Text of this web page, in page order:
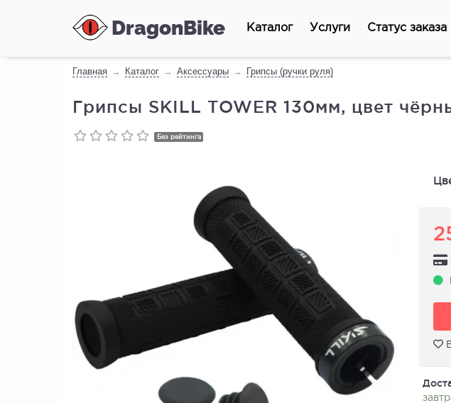
DragonBike Каталог Услуги Статус заказа
Главная Каталог Аксессуары Грипсы (ручки руля)
Грипсы SKILL TOWER 130мм, цвет
Без рейтинга
В